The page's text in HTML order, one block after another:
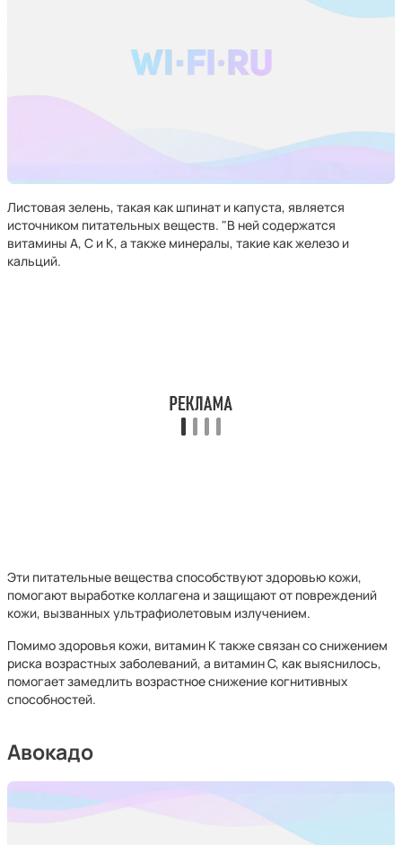
Листовая зелень, такая как шпинат и капуста, является
источником питательных веществ. "В ней содержатся
витамины А, С и К, а также минералы, такие как железо и
кальций.
Эти питательные вещества способствуют здоровью кожи,
помогают выработке коллагена и защищают от повреждений
кожи, вызванных ультрафиолетовым излучением.
Помимо здоровья кожи, витамин К также связан со снижением
риска возрастных заболеваний, а витамин С, как выяснилось,
помогает замедлить возрастное снижение когнитивных
способностей.
Авокадо